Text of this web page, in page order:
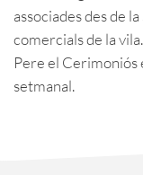
associades des de
comercials de la
Pere el
setmanal.